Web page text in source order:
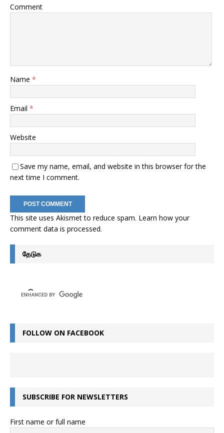
Comment
Name *
Email *
Website
Save my name, email, and website in this browser for the
next time I comment.
This site uses Akismet to reduce spam. Learn how your
comment data is processed.
தேடுக
FOLLOW ON FACEBOOK
SUBSCRIBE FOR NEWSLETTERS
First name or full name